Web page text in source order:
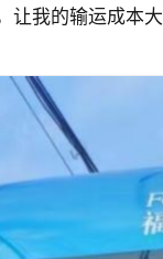
让我的输运成本大